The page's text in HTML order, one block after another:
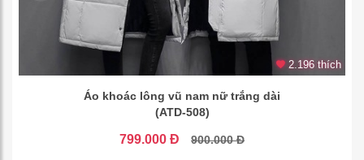
2.196 thích
Áo khoác lông vũ nam nữ trắng dài
(ATD-508)
799.000 Đ 900.000 Đ